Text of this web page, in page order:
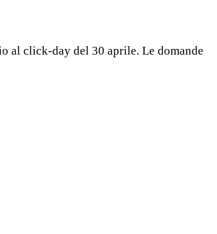
al click-day del 30 aprile. Le domande